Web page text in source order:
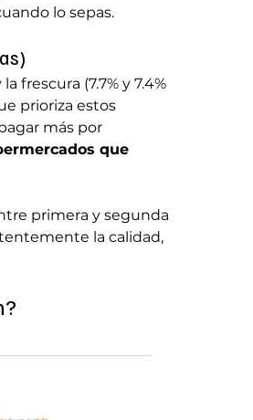
lo sepas.
frescura (7.7% y 7.4%
prioriza estos
más por
que
primera y segunda
la calidad,